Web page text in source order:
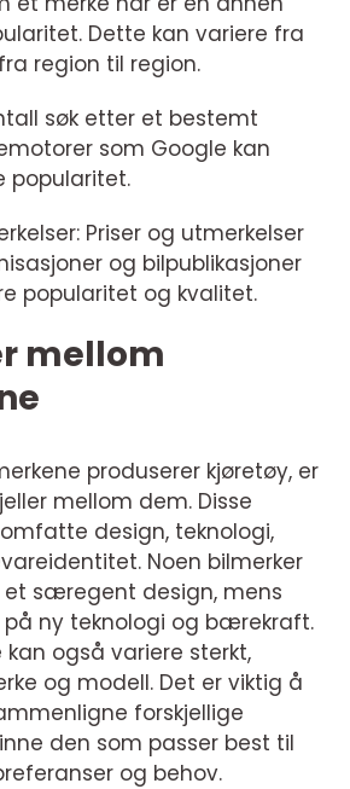
Dette kan variere fra
region til region.
søk etter et bestemt
som Google kan
popularitet.
Priser og utmerkelser
og bilpublikasjoner
popularitet og kvalitet.
mellom
produserer kjøretøy, er
mellom dem. Disse
design, teknologi,
Noen bilmerker
et særegent design, mens
på ny teknologi og bærekraft.
kan også variere sterkt,
og modell. Det er viktig å
forskjellige
den som passer best til
og behov.